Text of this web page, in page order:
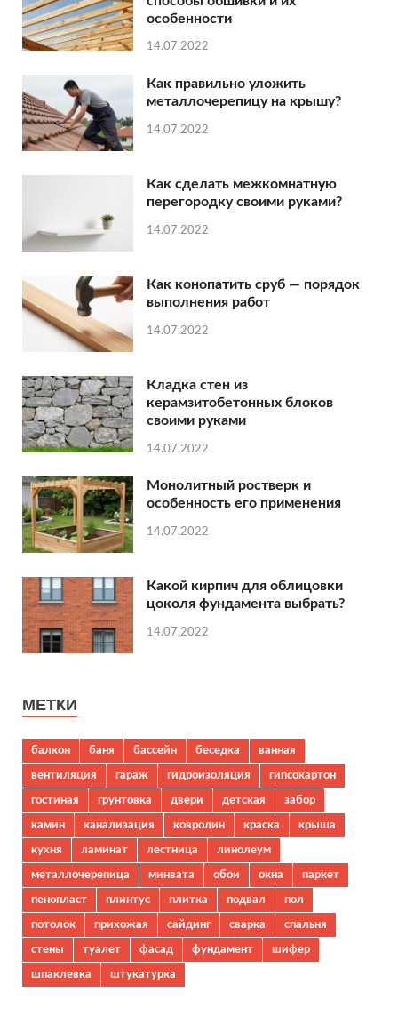
особенности
14.07.2022
Как правильно уложить
металлочерепицу на крышу?
14.07.2022
Как сделать межкомнатную
перегородку своими руками?
14.07.2022
Как конопатить сруб — порядок
выполнения работ
14.07.2022
Кладка стен из
керамзитобетонных блоков
своими руками
14.07.2022
Монолитный ростверк и
особенность его применения
14.07.2022
Какой кирпич для облицовки
цоколя фундамента выбрать?
14.07.2022
МЕТКИ
балкон баня бассейн беседка
ванная
вентиляция
гараж гидроизоляция
гипсокартон
гостиная
грунтовка двери детская
забор
камин
канализация ковролин краска
крыша
кухня
ламинат лестница
линолеум
металлочерепица
минвата обои окна
паркет
пенопласт
плинтус плитка подвал
пол
потолок
прихожая сайдинг сварка
спальня
стены
туалет фасад фундамент
шифер
шпаклевка
штукатурка